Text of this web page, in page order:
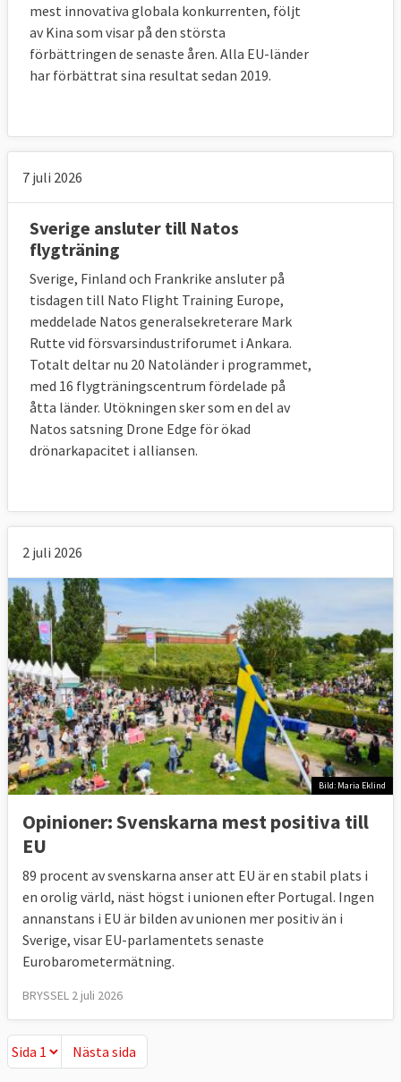
mest innovativa globala konkurrenten, följt
av Kina som visar på den största
förbättringen de senaste åren. Alla EU-länder
har förbättrat sina resultat sedan 2019.
7 juli 2026
Sverige ansluter till Natos
flygträning
Sverige, Finland och Frankrike ansluter på
tisdagen till Nato Flight Training Europe,
meddelade Natos generalsekreterare Mark
Rutte vid försvarsindustriforumet i Ankara.
Totalt deltar nu 20 Natoländer i programmet,
med 16 flygträningscentrum fördelade på
åtta länder. Utökningen sker som en del av
Natos satsning Drone Edge för ökad
drönarkapacitet i alliansen.
2 juli 2026
Bild: Maria Eklind
Opinioner: Svenskarna mest positiva till
EU
89 procent av svenskarna anser att EU är en stabil plats i
en orolig värld, näst högst i unionen efter Portugal. Ingen
annanstans i EU är bilden av unionen mer positiv än i
Sverige, visar EU-parlamentets senaste
Eurobarometermätning.
BRYSSEL 2 juli 2026
Nästa sida
Nästa sida